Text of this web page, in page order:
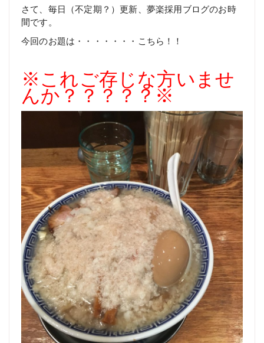
さて、毎日（不定期？）更新、夢楽採用ブログのお時
間です。
今回のお題は・・・・・・・こちら！！
※これご存じな方いませ
んか？？？？？※